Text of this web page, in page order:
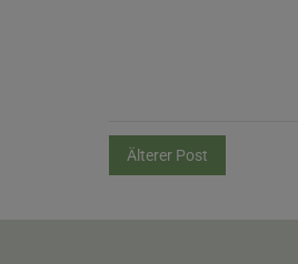
Älterer Post